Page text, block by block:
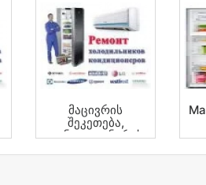
Მაცივრის
Შეკეთება,
Კონდიციონერის